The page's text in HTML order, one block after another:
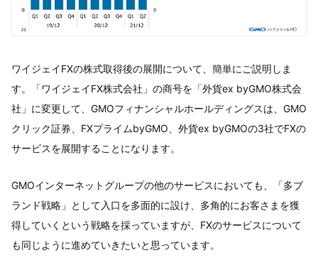
ワイジェイFXの株式取得後の展開について、簡単にご説明しま
す。「ワイジェイFX株式会社」の商号を「外貨ex byGMO株式会
社」に変更して、GMOフィナンシャルホールディングスは、GMO
クリック証券、FXプライムbyGMO、外貨ex byGMOの3社でFXの
サービスを展開することになります。
GMOインターネットグループの他のサービスにおいても、「多ブ
ランド戦略」として入口を多面的に設け、多角的にお客さまを獲
得していくという戦略を採っていますが、FXのサービスについて
も同じように進めていきたいと思っています。